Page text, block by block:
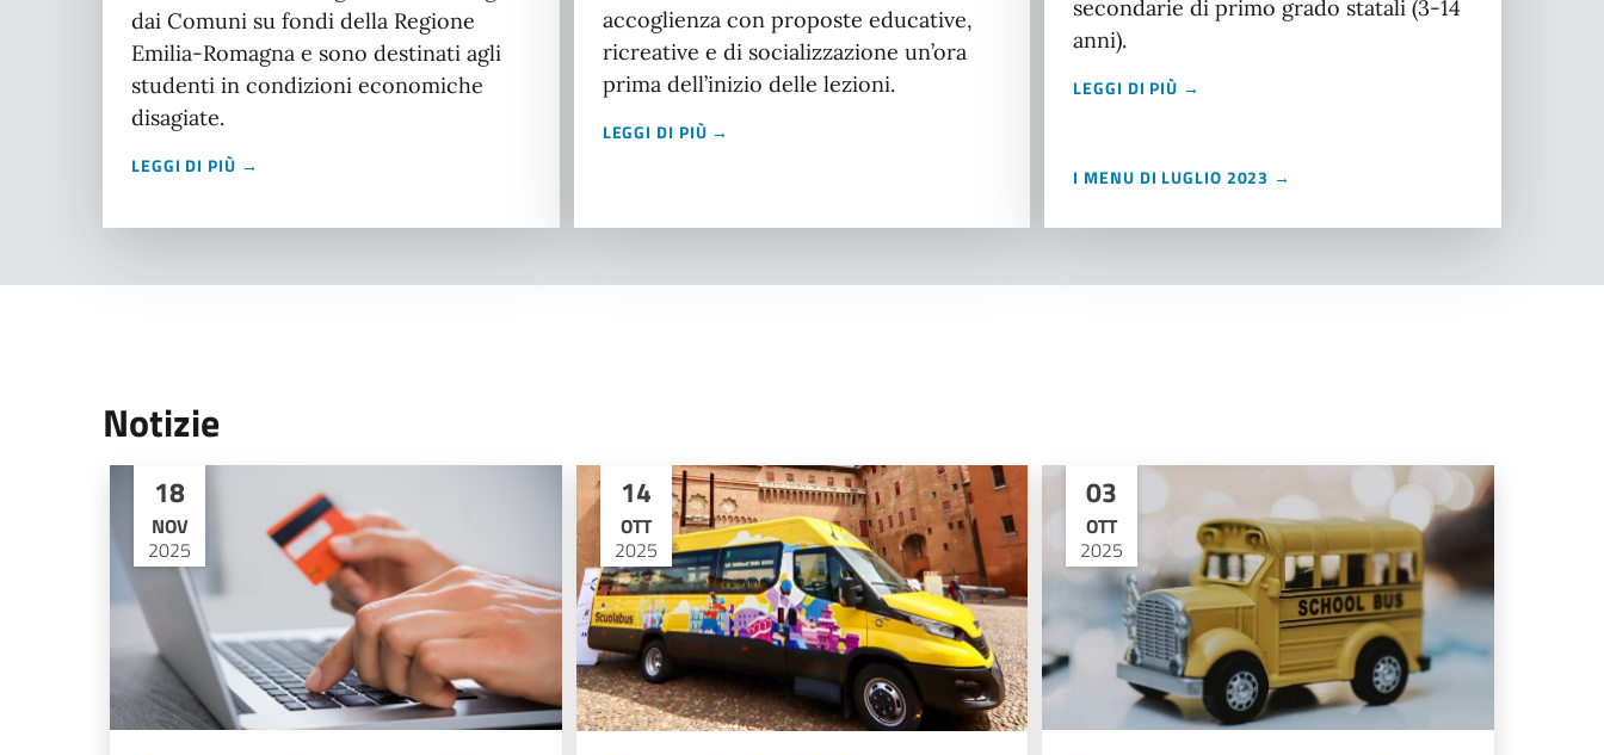
dai Comuni su fondi della Regione
Emilia-Romagna e sono destinati agli
studenti in condizioni economiche
disagiate.
LEGGI DI PIÙ →
accoglienza con proposte educative,
ricreative e di socializzazione un’ora
prima dell’inizio delle lezioni.
LEGGI DI PIÙ →
secondarie di primo grado statali (3-14
anni).
LEGGI DI PIÙ →
I MENU DI LUGLIO 2023 →
Notizie
18
NOV
2025
14
OTT
2025
03
OTT
2025